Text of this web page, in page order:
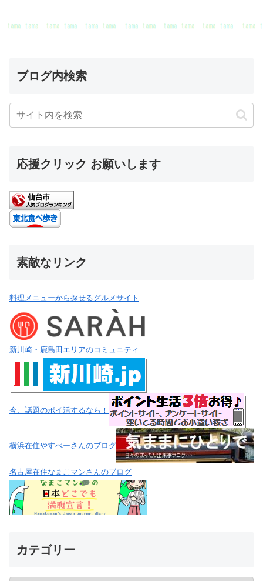
ブログ内検索
応援クリック お願いします
素敵なリンク
料理メニューから探せるグルメサイト
新川崎・鹿島田エリアのコミュニティ
今、話題のポイ活するなら！
横浜在住やすべーさんのブログ
名古屋在住なまこマンさんのブログ
カテゴリー